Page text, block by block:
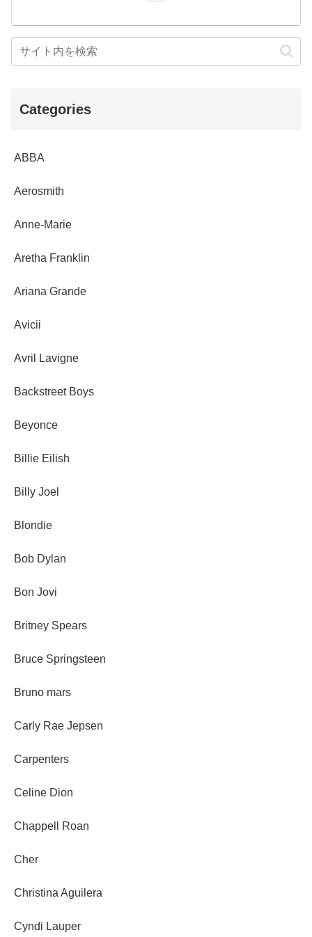
Categories
ABBA
Aerosmith
Anne-Marie
Aretha Franklin
Ariana Grande
Avicii
Avril Lavigne
Backstreet Boys
Beyonce
Billie Eilish
Billy Joel
Blondie
Bob Dylan
Bon Jovi
Britney Spears
Bruce Springsteen
Bruno mars
Carly Rae Jepsen
Carpenters
Celine Dion
Chappell Roan
Cher
Christina Aguilera
Cyndi Lauper